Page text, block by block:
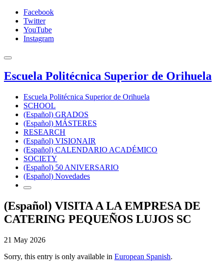
Facebook
Twitter
YouTube
Instagram
Escuela Politécnica Superior de Orihuela
Escuela Politécnica Superior de Orihuela
SCHOOL
(Español) GRADOS
(Español) MÁSTERES
RESEARCH
(Español) VISIONAIR
(Español) CALENDARIO ACADÉMICO
SOCIETY
(Español) 50 ANIVERSARIO
(Español) Novedades
(Español) VISITA A LA EMPRESA DE
CATERING PEQUEÑOS LUJOS SC
21 May 2026
Sorry, this entry is only available in European Spanish.